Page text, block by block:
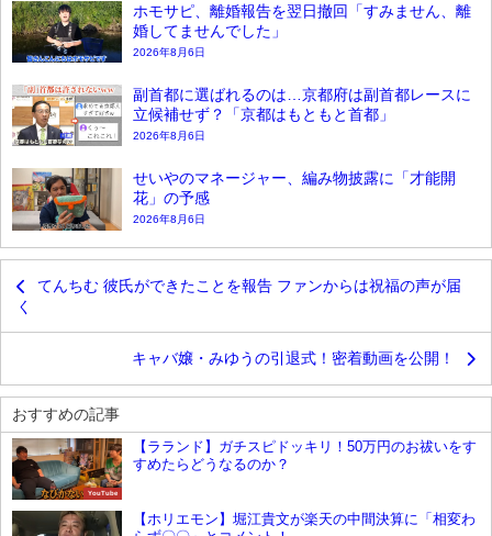
ホモサピ、離婚報告を翌日撤回「すみません、離
婚してませんでした」
2026年8月6日
副首都に選ばれるのは…京都府は副首都レースに
立候補せず？「京都はもともと首都」
2026年8月6日
せいやのマネージャー、編み物披露に「才能開
花」の予感
2026年8月6日
てんちむ 彼氏ができたことを報告 ファンからは祝福の声が届
く
キャバ嬢・みゆうの引退式！密着動画を公開！
おすすめの記事
YouTube
【ラランド】ガチスピドッキリ！50万円のお祓いをす
すめたらどうなるのか？
【ホリエモン】堀江貴文が楽天の中間決算に「相変わ